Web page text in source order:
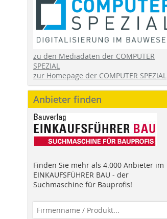
zu den Mediadaten der COMPUTER
SPEZIAL
zur Homepage der COMPUTER SPEZIAL
Anbieter finden
Finden Sie mehr als 4.000 Anbieter im
EINKAUFSFÜHRER BAU - der
Suchmaschine für Bauprofis!